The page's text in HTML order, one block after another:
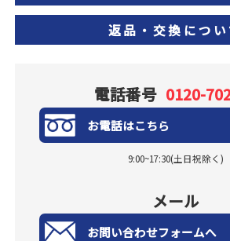
返品・交換につい
電話番号 0120-
お電話はこちら
9:00~17:30(土日祝除く)
メール
お問い合わせフォームへ